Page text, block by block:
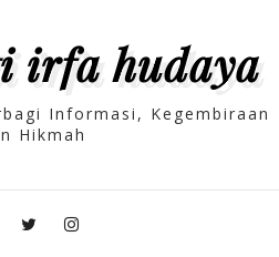
irfa hudaya
Informasi, Kegembiraan
Hikmah